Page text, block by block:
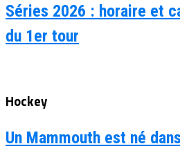
Séries 2026 : horaire et
du 1er tour
Hockey
Un Mammouth est né